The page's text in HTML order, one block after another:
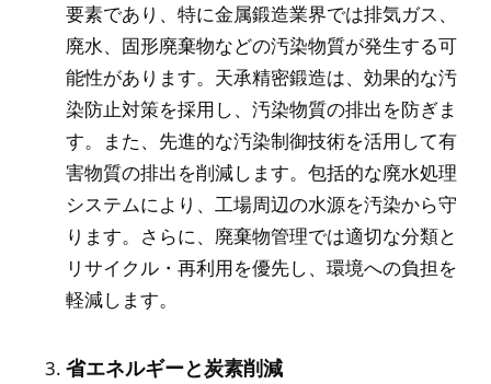
要素であり、特に金属鍛造業界では排気ガス、
廃水、固形廃棄物などの汚染物質が発生する可
能性があります。天承精密鍛造は、効果的な汚
染防止対策を採用し、汚染物質の排出を防ぎま
す。また、先進的な汚染制御技術を活用して有
害物質の排出を削減します。包括的な廃水処理
システムにより、工場周辺の水源を汚染から守
ります。さらに、廃棄物管理では適切な分類と
リサイクル・再利用を優先し、環境への負担を
軽減します。
省エネルギーと炭素削減